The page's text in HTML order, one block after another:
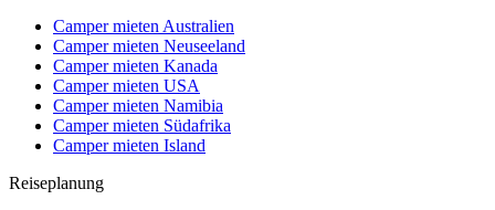
Camper mieten Australien
Camper mieten Neuseeland
Camper mieten Kanada
Camper mieten USA
Camper mieten Namibia
Camper mieten Südafrika
Camper mieten Island
Reiseplanung